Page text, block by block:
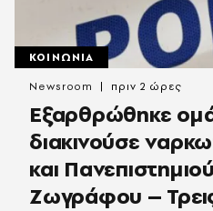
ΚΟΙΝΩΝΙΑ
Εξαρθρώθηκε
διακινούσε
και
Ζωγράφου –
Newsroom πριν 2 ώρες